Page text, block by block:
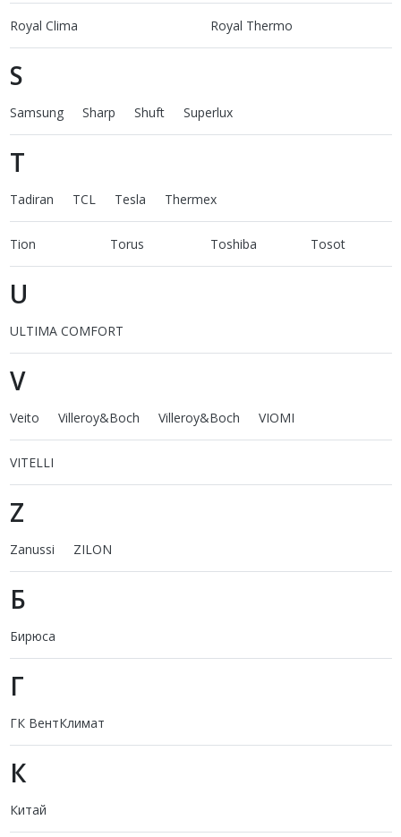
Royal Clima Royal Thermo
S
Samsung Sharp Shuft Superlux
T
Tadiran TCL Tesla Thermex
Tion Torus Toshiba Tosot
U
ULTIMA COMFORT
V
Veito Villeroy&Boch Villeroy&Boch VIOMI
VITELLI
Z
Zanussi ZILON
Б
Бирюса
Г
ГК ВентКлимат
К
Китай